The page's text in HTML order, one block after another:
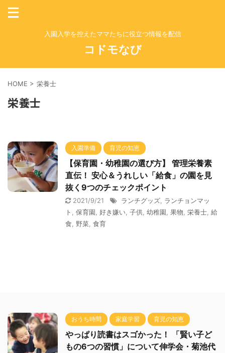
入園入学を控えたママたちに役立つ情報を配信
コドモなび
HOME > 栄養士
栄養士
入園準備 育児の知恵
【保育園・幼稚園の選び方】 管理栄養素
直伝！ 安心＆うれしい「給食」の園を見
抜く9つのチェックポイント
2021/9/21 ランチグッズ ランチョンマッ
ト
保育園 好き嫌い 子供 幼稚園 果物 栄養士 給
食
野菜 食育
おうち時間 家庭学習 育児の知恵
やっぱり読書はスゴかった！ 「賢い子ど
もの6つの習慣」について伸学会・菊池代